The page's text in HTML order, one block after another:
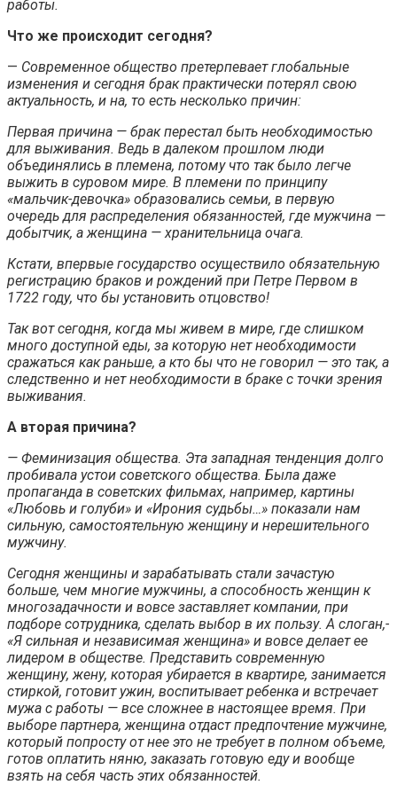
работы.
Что же происходит сегодня?
— Современное общество претерпевает глобальные
изменения и сегодня брак практически потерял свою
актуальность, и на, то есть несколько причин:
Первая причина — брак перестал быть необходимостью
для выживания. Ведь в далеком прошлом люди
объединялись в племена, потому что так было легче
выжить в суровом мире. В племени по принципу
«мальчик-девочка» образовались семьи, в первую
очередь для распределения обязанностей, где мужчина —
добытчик, а женщина — хранительница очага.
Кстати, впервые государство осуществило обязательную
регистрацию браков и рождений при Петре Первом в
1722 году, что бы установить отцовство!
Так вот сегодня, когда мы живем в мире, где слишком
много доступной еды, за которую нет необходимости
сражаться как раньше, а кто бы что не говорил — это так, а
следственно и нет необходимости в браке с точки зрения
выживания.
А вторая причина?
— Феминизация общества. Эта западная тенденция долго
пробивала устои советского общества. Была даже
пропаганда в советских фильмах, например, картины
«Любовь и голуби» и «Ирония судьбы…» показали нам
сильную, самостоятельную женщину и нерешительного
мужчину.
Сегодня женщины и зарабатывать стали зачастую
больше, чем многие мужчины, а способность женщин к
многозадачности и вовсе заставляет компании, при
подборе сотрудника, сделать выбор в их пользу. А слоган,-
«Я сильная и независимая женщина» и вовсе делает ее
лидером в обществе. Представить современную
женщину, жену, которая убирается в квартире, занимается
стиркой, готовит ужин, воспитывает ребенка и встречает
мужа с работы — все сложнее в настоящее время. При
выборе партнера, женщина отдаст предпочтение мужчине,
который попросту от нее это не требует в полном объеме,
готов оплатить няню, заказать готовую еду и вообще
взять на себя часть этих обязанностей.